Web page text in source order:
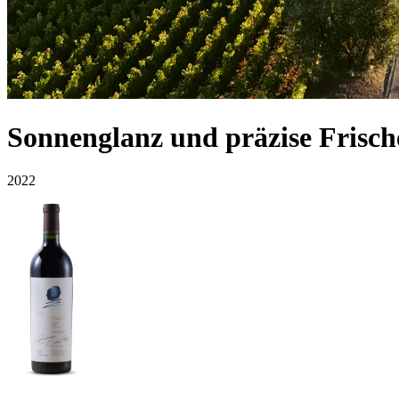
Sonnenglanz und präzise
2022